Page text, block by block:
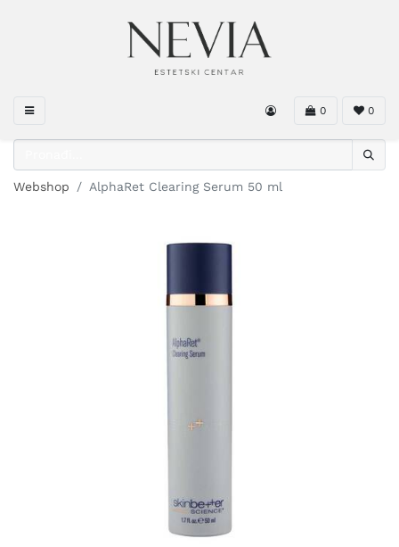
0 0
Webshop AlphaRet Clearing Serum 50 ml